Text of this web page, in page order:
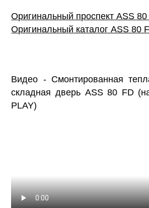
Оригинальный проспект ASS 80
Оригинальный каталог ASS 80
Видео - Cмонтированная
складная дверь ASS 80 FD
PLAY)